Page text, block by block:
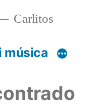
Carlitos
música